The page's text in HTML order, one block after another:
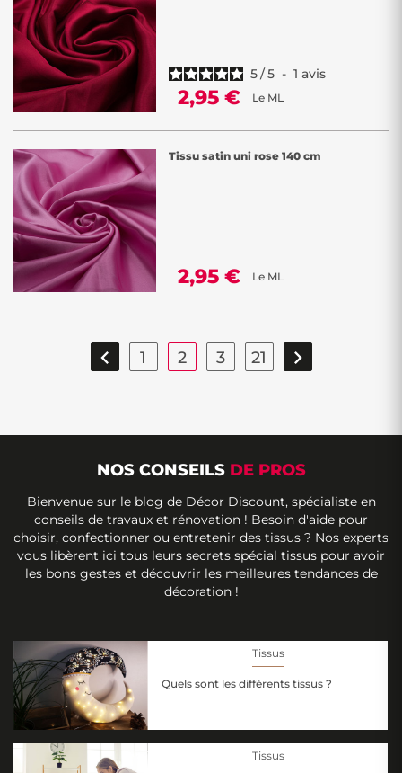
5/5 - 1 avis
2,95 € Le ML
Tissu satin uni rose 140 cm
2,95 € Le ML
 1 2 3 21 
NOS CONSEILS DE PROS
Bienvenue sur le blog de Décor Discount, spécialiste en
conseils de travaux et rénovation ! Besoin d'aide pour
choisir, confectionner ou entretenir des tissus ? Nos experts
vous libèrent ici tous leurs secrets spécial tissus pour avoir
les bons gestes et découvrir les meilleures tendances de
décoration !
Tissus
Quels sont les différents tissus ?
Tissus